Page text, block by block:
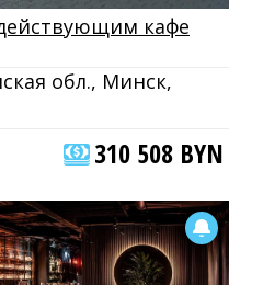
кафе
обл., Минск,
310 508 BYN